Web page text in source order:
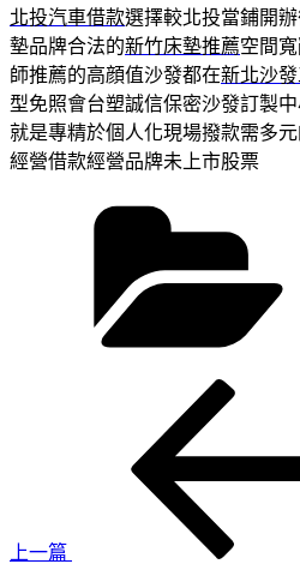
北投汽車借款選擇較北投當鋪開
墊品牌合法的新竹床墊推薦空間
師推薦的高顔值沙發都在新北沙
型免照會台塑誠信保密沙發訂製
就是專精於個人化現場撥款需多
經營借款經營品牌未上市股票
上一篇